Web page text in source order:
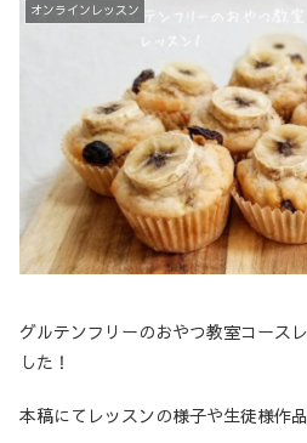
オンラインレッスン
グルテンフリーのおやつ教室コース
した！
本稿にてレッスンの様子や生徒様作